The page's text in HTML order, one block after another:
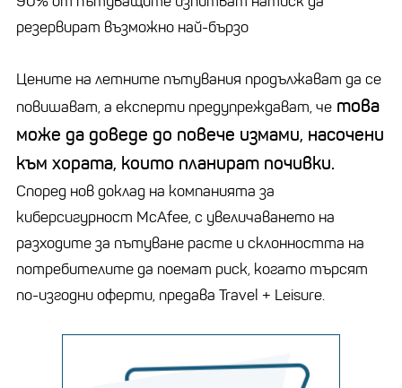
резервират възможно най-бързо
Цените на летните пътувания продължават да се
повишават, а експерти предупреждават, че това
може да доведе до повече измами, насочени
към хората, които планират почивки.
Според нов доклад на компанията за
киберсигурност McAfee, с увеличаването на
разходите за пътуване расте и склонността на
потребителите да поемат риск, когато търсят
по-изгодни оферти, предава Travel + Leisure.